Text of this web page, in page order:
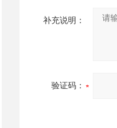
补充说明：
验证码：